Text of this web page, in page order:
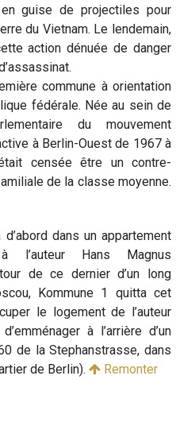
guise de projectiles pour
du Vietnam. Le lendemain,
action dénuée de danger
commune à orientation
fédérale. Née au sein de
du mouvement
à Berlin-Ouest de 1967 à
censée être un contre-
de la classe moyenne.
d’abord dans un appartement
l’auteur Hans Magnus
de ce dernier d’un long
Kommune 1 quitta cet
le logement de l’auteur
à l’arrière d’un
de la Stephanstrasse, dans
de Berlin).
Remonter